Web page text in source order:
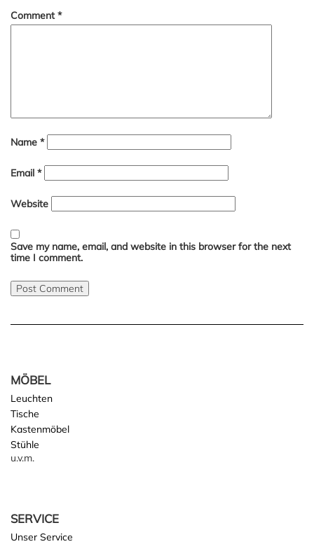
Comment*
Name *
Email *
Website
Save my name, email, and website in this browser for the next
time I comment.
MÖBEL
Leuchten
Tische
Kastenmöbel
Stühle
u.v.m.
SERVICE
Unser Service